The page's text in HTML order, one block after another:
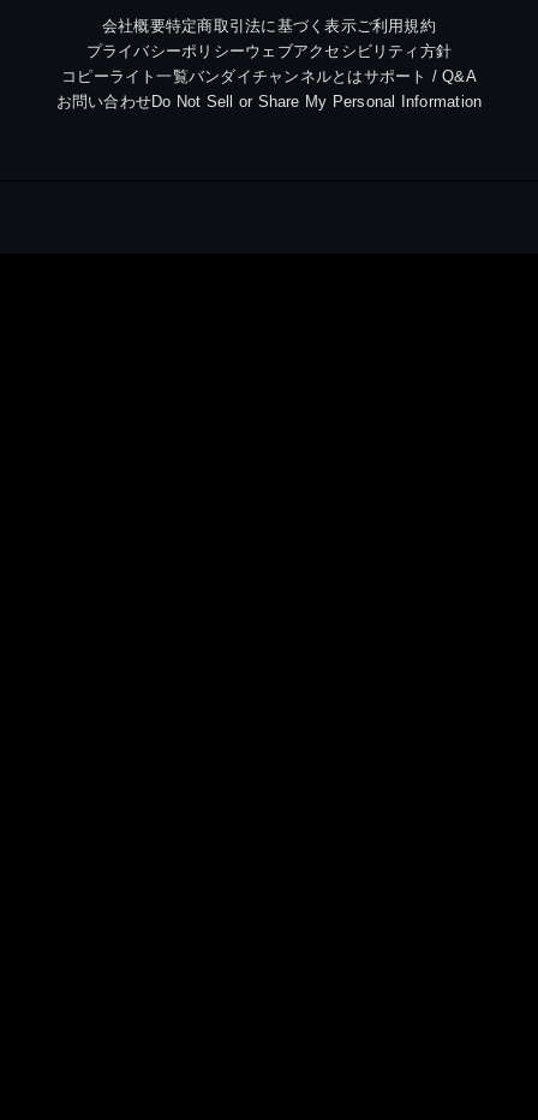
会社概要特定商取引法に基づく表示ご利用規約
プライバシーポリシーウェブアクセシビリティ方針
コピーライト一覧バンダイチャンネルとはサポート / Q&A
お問い合わせDo Not Sell or Share My Personal Information